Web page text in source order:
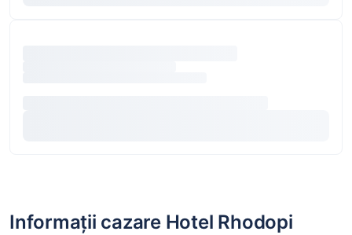
Informații cazare Hotel Rhodopi